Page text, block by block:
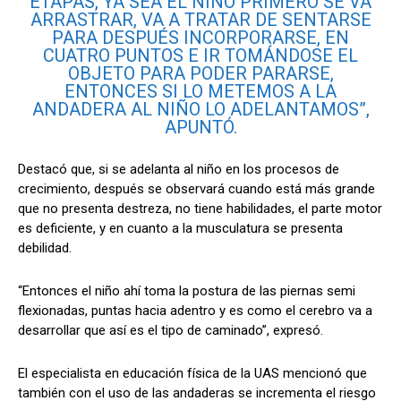
ARRASTRAR, VA A TRATAR DE SENTARSE
PARA DESPUÉS INCORPORARSE, EN
CUATRO PUNTOS E IR TOMÁNDOSE EL
OBJETO PARA PODER PARARSE,
ENTONCES SI LO METEMOS A LA
ANDADERA AL NIÑO LO ADELANTAMOS”,
APUNTÓ.
Destacó que, si se adelanta al niño en los procesos de
crecimiento, después se observará cuando está más grande
que no presenta destreza, no tiene habilidades, el parte motor
es deficiente, y en cuanto a la musculatura se presenta
debilidad.
“Entonces el niño ahí toma la postura de las piernas semi
flexionadas, puntas hacia adentro y es como el cerebro va a
desarrollar que así es el tipo de caminado”, expresó.
El especialista en educación física de la UAS mencionó que
también con el uso de las andaderas se incrementa el riesgo